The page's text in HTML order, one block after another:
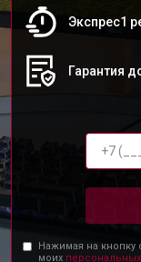
Экспрес1
Гарантия
Нажимая на кнопку
моих